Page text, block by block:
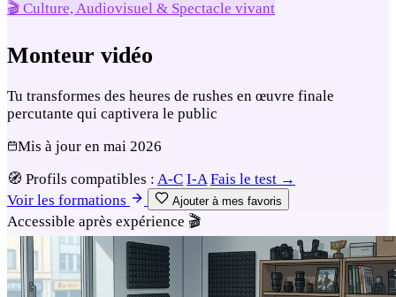
🎬 Culture, Audiovisuel & Spectacle vivant
Monteur vidéo
Tu transformes des heures de rushes en œuvre finale
percutante qui captivera le public
Mis à jour en mai 2026
🧭 Profils compatibles : A-C I-A Fais le test →
Voir les formations
Ajouter à mes favoris
Accessible après expérience 🎬